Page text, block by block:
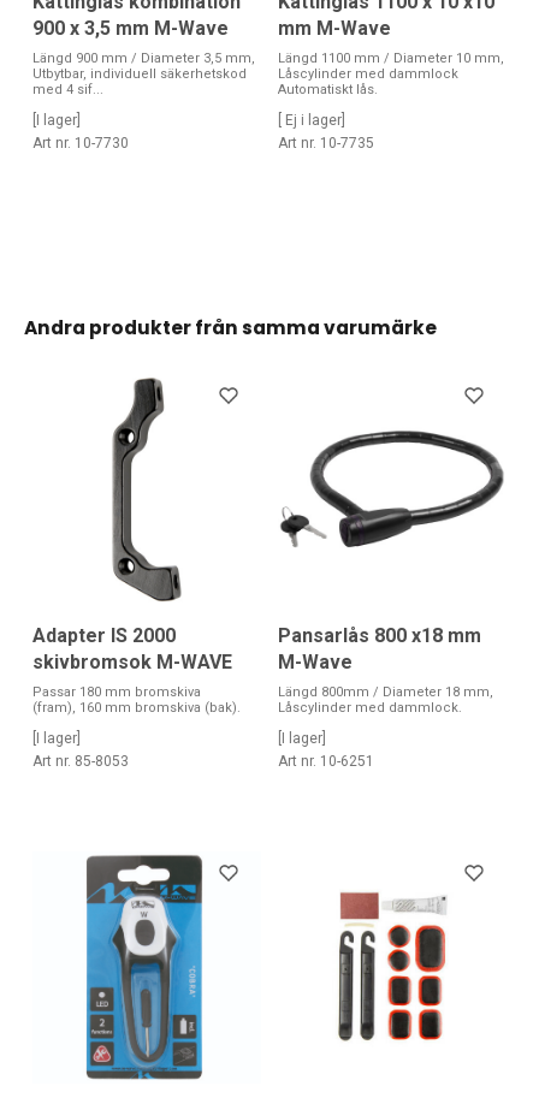
900 x 3,5 mm M-Wave
Längd 900 mm / Diameter 3,5 mm,
Utbytbar, individuell säkerhetskod
med 4 sif...
[I lager]
Art nr. 10-7730
mm M-Wave
Längd 1100 mm / Diameter 10 mm,
Låscylinder med dammlock
Automatiskt lås.
[ Ej i lager]
Art nr. 10-7735
Andra produkter från samma varumärke
Adapter IS 2000
skivbromsok M-WAVE
Passar 180 mm bromskiva
(fram), 160 mm bromskiva (bak).
[I lager]
Art nr. 85-8053
Pansarlås 800 x18 mm
M-Wave
Längd 800mm / Diameter 18 mm,
Låscylinder med dammlock.
[I lager]
Art nr. 10-6251